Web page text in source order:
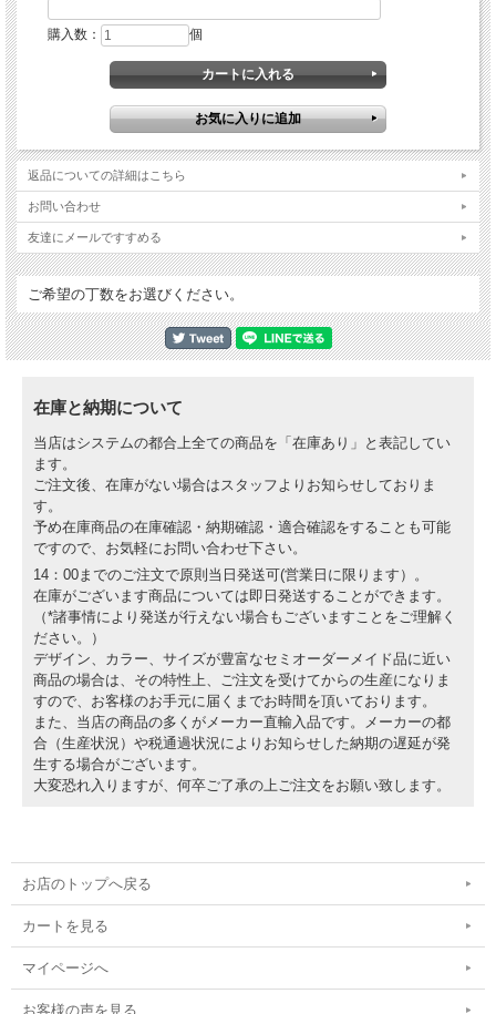
購入数： 個
返品についての詳細はこちら
お問い合わせ
友達にメールですすめる
ご希望の丁数をお選びください。
在庫と納期について
当店はシステムの都合上全ての商品を「在庫あり」と表記してい
ます。
ご注文後、在庫がない場合はスタッフよりお知らせしておりま
す。
予め在庫商品の在庫確認・納期確認・適合確認をすることも可能
ですので、お気軽にお問い合わせ下さい。
14：00までのご注文で原則当日発送可(営業日に限ります）。
在庫がございます商品については即日発送することができます。
（*諸事情により発送が行えない場合もございますことをご理解く
ださい。）
デザイン、カラー、サイズが豊富なセミオーダーメイド品に近い
商品の場合は、その特性上、ご注文を受けてからの生産になりま
すので、お客様のお手元に届くまでお時間を頂いております。
また、当店の商品の多くがメーカー直輸入品です。メーカーの都
合（生産状況）や税通過状況によりお知らせした納期の遅延が発
生する場合がございます。
大変恐れ入りますが、何卒ご了承の上ご注文をお願い致します。
お店のトップへ戻る
カートを見る
マイページへ
お客様の声を見る